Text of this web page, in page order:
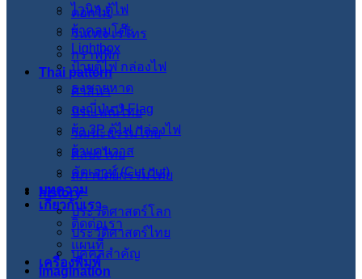
ไวนิล ตู้ไฟ
ผ้าคลุมโต๊ะ
Lightbox
ป้ายตู้ไฟ กล่องไฟ
ธงชายหาด
ธงญี่ปุ่น J-Flag
ผ้า 3P ตู้ไฟ กล่องไฟ
ผ้าแคนวาส
คัตเอาท์ (Cut out)
บทความ
เกี่ยวกับเรา
ติดต่อเรา
แผนที่
เครื่องพิมพ์
ดอกไม้
วินเทจ เรโทร
กราฟฟิก
Thai pattern
ศาสนา
ประเพณีไทย
วัฒนะธรรมไทย
ศิลปะไทย
สภาปัตย์กรรมไทย
history
ประวัติศาสตร์โลก
ประวัติศาสตร์ไทย
บุคคลสำคัญ
imagination